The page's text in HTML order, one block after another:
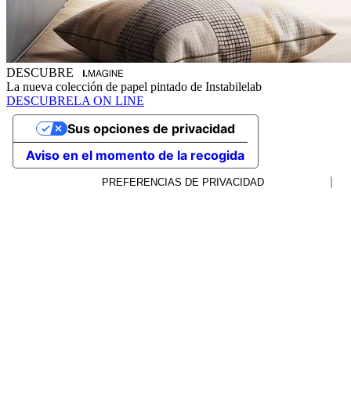
DESCUBRE
La nueva colección de papel pintado de Instabilelab
DESCUBRELA ON LINE
Aviso en el momento de la recogida
Sus opciones de privacidad